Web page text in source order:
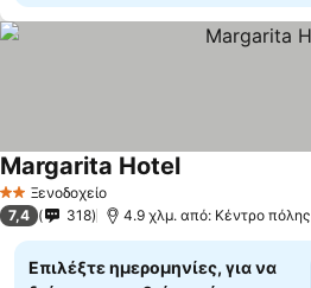
2 ΑστέριαΞενοδοχείο
Margarita Hotel
7,4 318 4.9 χλμ. από: Κέντρο πόλης
Επιλέξτε ημερομηνίες, για να